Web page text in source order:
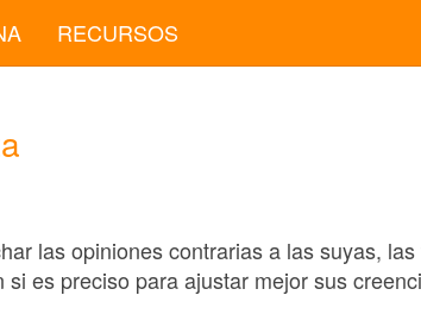
RECURSOS
las opiniones contrarias a las suyas, las
es preciso para ajustar mejor sus